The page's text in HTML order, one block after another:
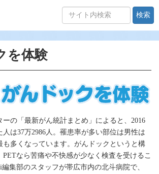
検索
を体験
ーの「最新がん統計まとめ」によると、2016
は37万2986人。罹患率が多い部位は男性は
も多くなっています。がんドックというと構
PETなら苦痛や不快感が少なく検査を受けるこ
集部のスタッフが帯広市内の北斗病院で、